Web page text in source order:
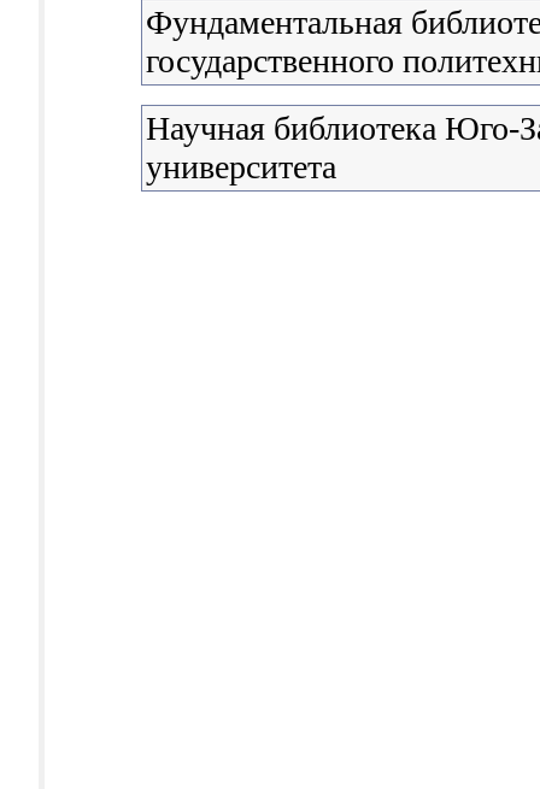
Фундаментальная
государственного
Научная библиотека Юго-
университета